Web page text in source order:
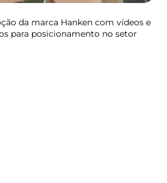
da marca Hanken com vídeos e
para posicionamento no setor